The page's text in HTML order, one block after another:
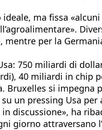
ma fissa
per la
750 miliardi di
40 miliardi in chip
Bruxelles si impegna
un pressing Usa per
discussione», ha
giorno attraversano